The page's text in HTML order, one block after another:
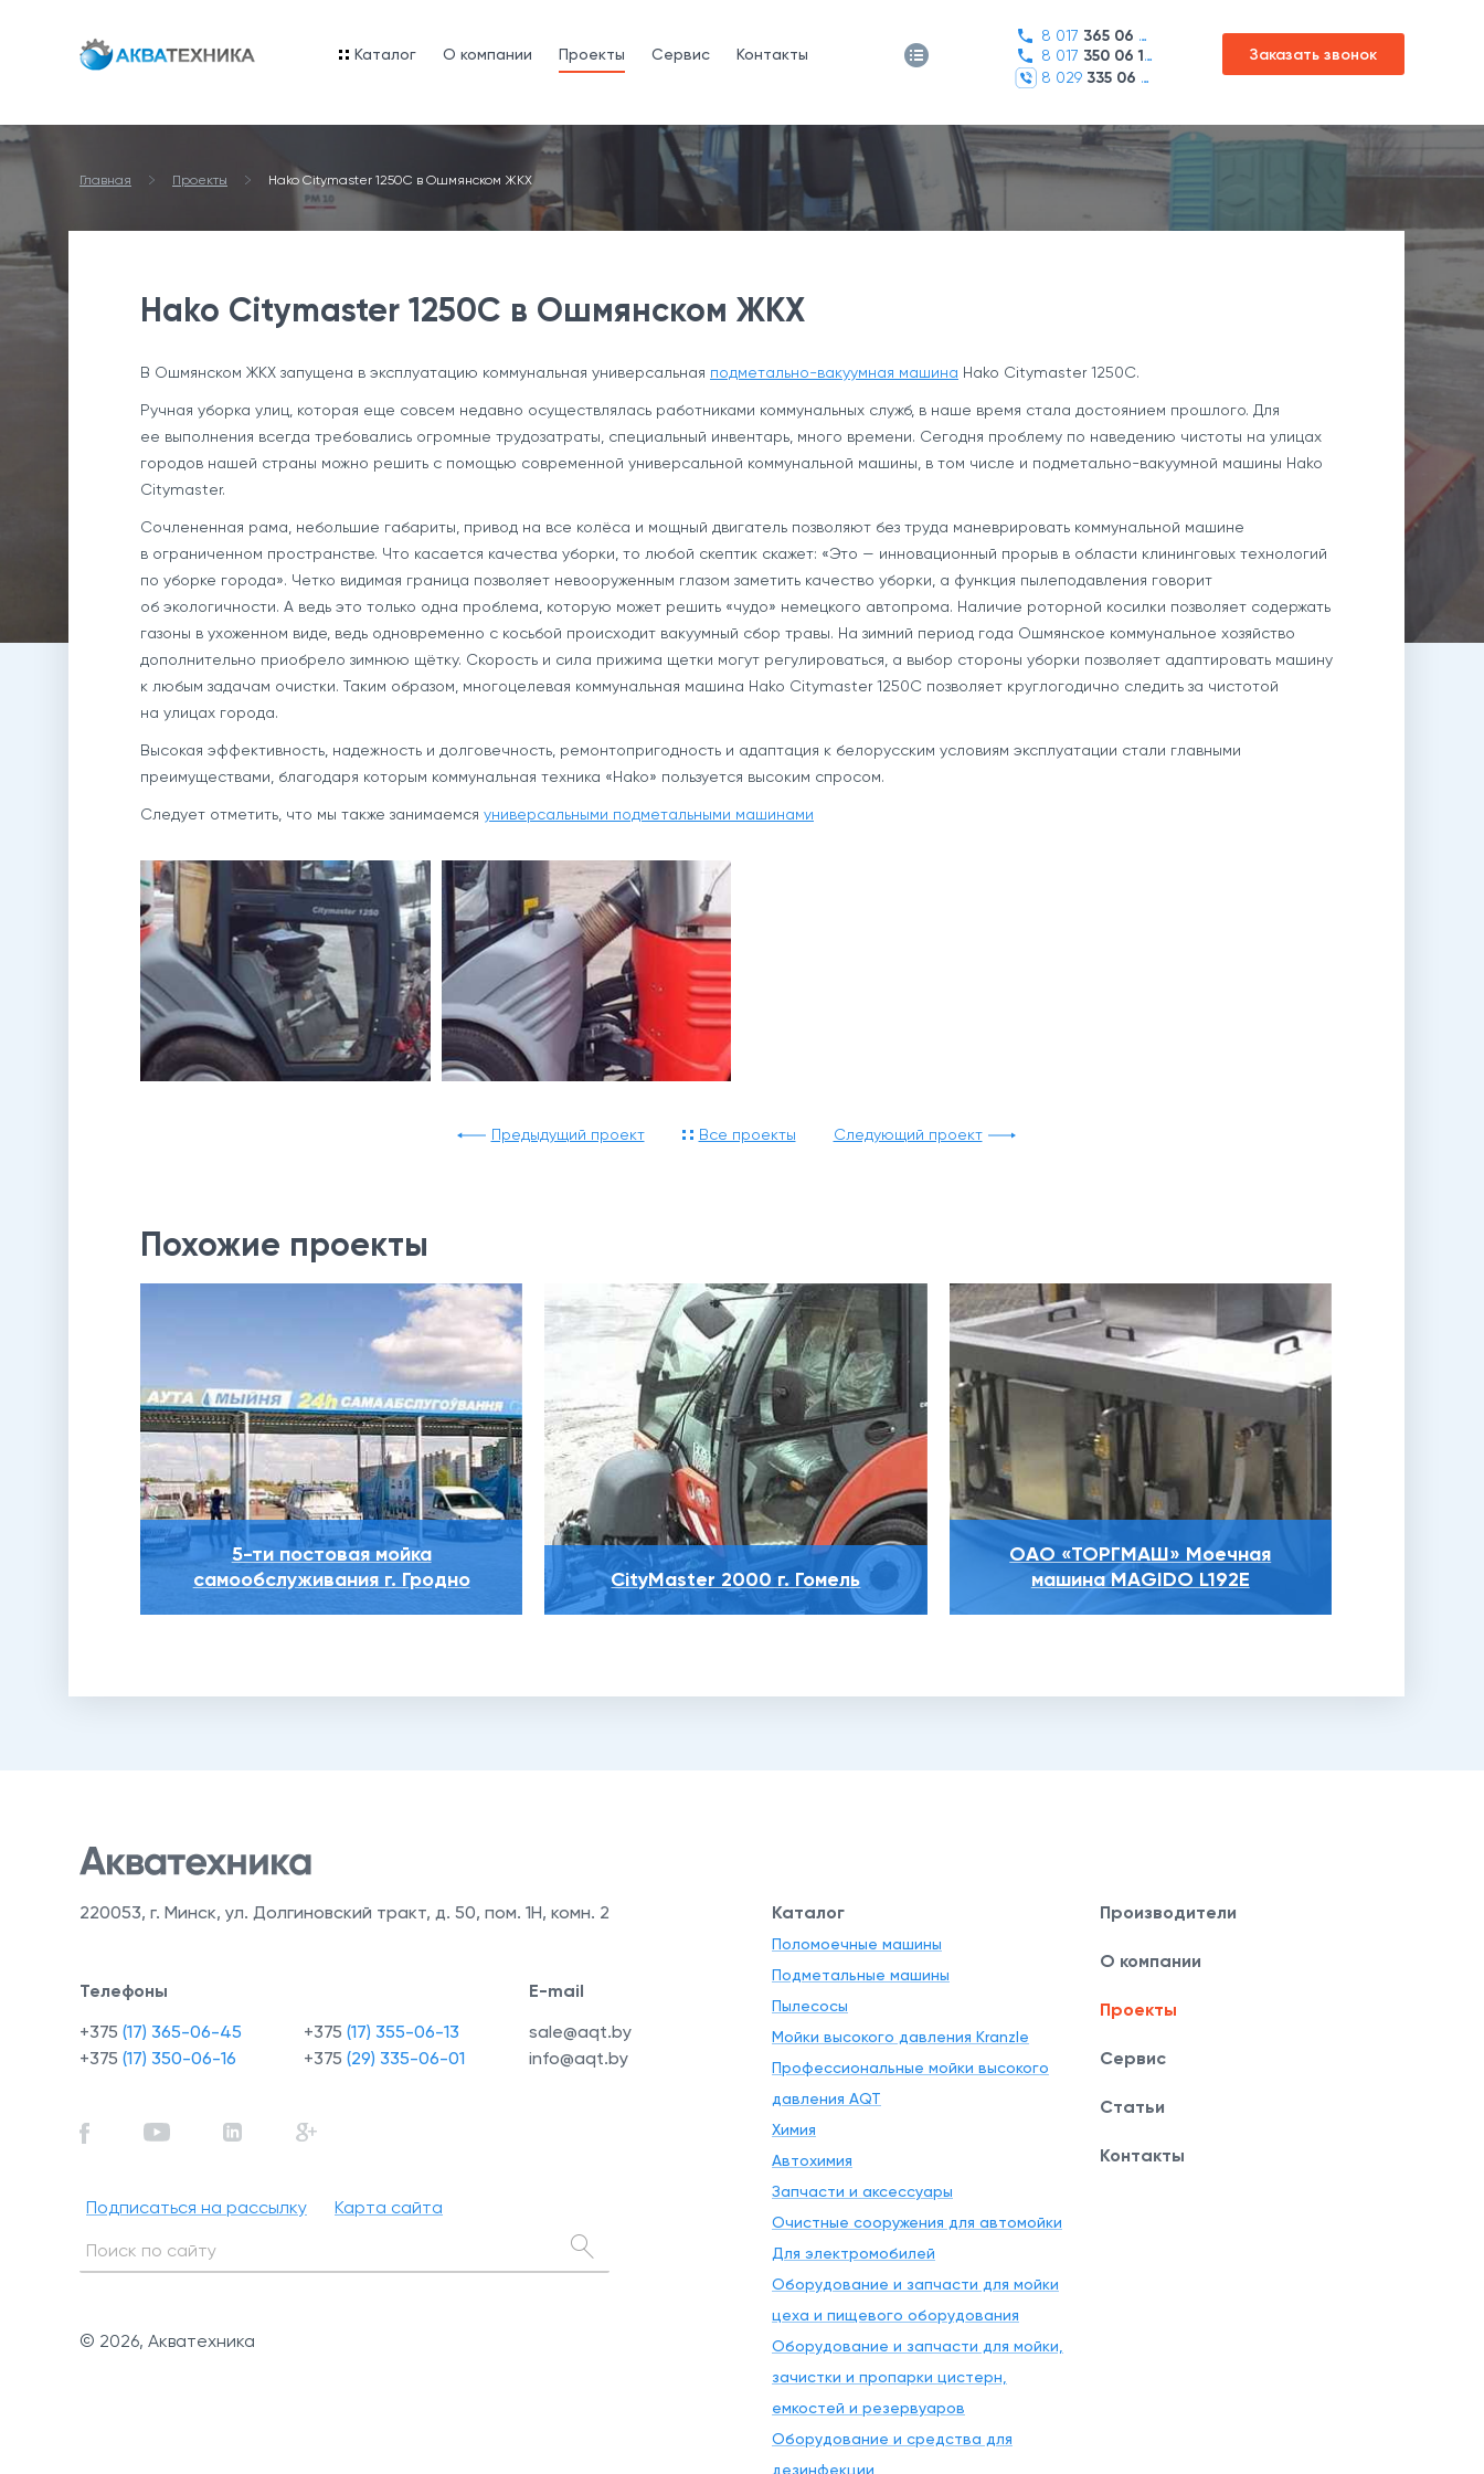
Каталог O компании Проекты Сервис Контакты
8 017 365 06 45
8 017 350 06 16
8 029 335 06 01
Заказать звонок
Главная Проекты Hako Citymaster 1250C в Ошмянском ЖКХ
Hako Citymaster 1250C в Ошмянском ЖКХ
В Ошмянском ЖКХ запущена в эксплуатацию коммунальная универсальная подметально-вакуумная машина Hako Citymaster 1250C.
Ручная уборка улиц, которая еще совсем недавно осуществлялась работниками коммунальных служб, в наше время стала достоянием прошлого. Для
ее выполнения всегда требовались огромные трудозатраты, специальный инвентарь, много времени. Сегодня проблему по наведению чистоты на улицах
городов нашей страны можно решить с помощью современной универсальной коммунальной машины, в том числе и подметально-вакуумной машины Hako
Citymaster.
Сочлененная рама, небольшие габариты, привод на все колёса и мощный двигатель позволяют без труда маневрировать коммунальной машине
в ограниченном пространстве. Что касается качества уборки, то любой скептик скажет: «Это — инновационный прорыв в области клининговых технологий
по уборке города». Четко видимая граница позволяет невооруженным глазом заметить качество уборки, а функция пылеподавления говорит
об экологичности. А ведь это только одна проблема, которую может решить «чудо» немецкого автопрома. Наличие роторной косилки позволяет содержать
газоны в ухоженном виде, ведь одновременно с косьбой происходит вакуумный сбор травы. На зимний период года Ошмянское коммунальное хозяйство
дополнительно приобрело зимнюю щётку. Скорость и сила прижима щетки могут регулироваться, а выбор стороны уборки позволяет адаптировать машину
к любым задачам очистки. Таким образом, многоцелевая коммунальная машина Hako Сitymaster 1250С позволяет круглогодично следить за чистотой
на улицах города.
Высокая эффективность, надежность и долговечность, ремонтопригодность и адаптация к белорусским условиям эксплуатации стали главными
преимуществами, благодаря которым коммунальная техника «Hako» пользуется высоким спросом.
Следует отметить, что мы также занимаемся универсальными подметальными машинами
Предыдущий проект Все проекты Следующий проект
Похожие проекты
5-ти постовая мойка
самообслуживания г. Гродно
CityMaster 2000 г. Гомель
ОАО «ТОРГМАШ» Моечная
машина MAGIDO L192E
220053, г. Минск, ул. Долгиновский тракт, д. 50, пом. 1Н, комн. 2
Телефоны
+375 (17) 365-06-45
+375 (17) 350-06-16
+375 (17) 355-06-13
+375 (29) 335-06-01
E-mail
sale@aqt.by
info@aqt.by
Подписаться на рассылку Карта сайта
© 2026, Акватехника
Каталог
Поломоечные машины
Подметальные машины
Пылесосы
Мойки высокого давления Kranzle
Профессиональные мойки высокого
давления AQT
Химия
Автохимия
Запчасти и аксессуары
Очистные сооружения для автомойки
Для электромобилей
Оборудование и запчасти для мойки
цеха и пищевого оборудования
Оборудование и запчасти для мойки,
зачистки и пропарки цистерн,
емкостей и резервуаров
Оборудование и средства для
дезинфекции
Производители
О компании
Проекты
Сервис
Статьи
Контакты